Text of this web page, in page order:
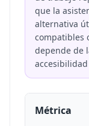
que la
alternativa
compatibles
depende de
Métrica